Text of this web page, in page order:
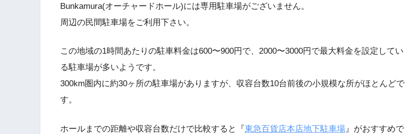
Bunkamura(オーチャードホール)には専用駐車場がございません。
周辺の民間駐車場をご利用下さい。
この地域の1時間あたりの駐車料金は600〜900円で、2000〜3000円で最大料金を設定してい
る駐車場が多いようです。
300km圏内に約30ヶ所の駐車場がありますが、収容台数10台前後の小規模な所がほとんどで
す。
ホールまでの距離や収容台数だけで比較すると『東急百貨店本店地下駐車場』がおすすめで